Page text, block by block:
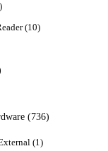
2
1010
736736
11